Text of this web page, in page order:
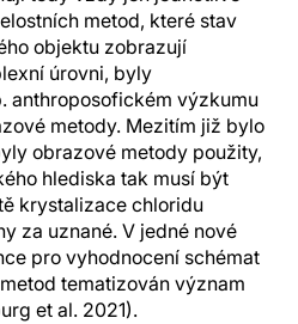
metod, které stav
objektu zobrazují
úrovni, byly
anthroposofickém výzkumu
metody. Mezitím již bylo
obrazové metody použity,
hlediska tak musí být
krystalizace chloridu
za uznané. V jedné nové
pro vyhodnocení schémat
tematizován význam
et al. 2021).